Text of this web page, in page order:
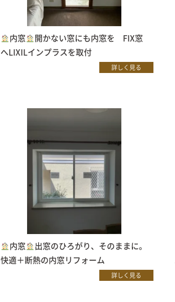
内窓
開かない窓にも内窓を FIX窓
へLIXILインプラスを取付
詳しく見る
内窓
出窓のひろがり、そのままに。
快適＋断熱の内窓リフォーム
詳しく見る